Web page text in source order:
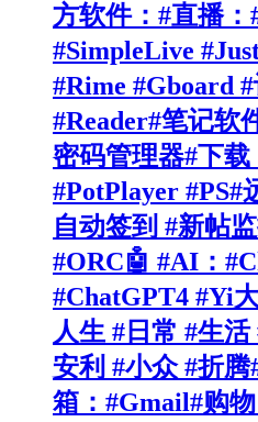
方软件：#直播
#SimpleLive
#Rime #Gboard
#Reader#笔记软
密码管理器#下
#PotPlayer #PS#
自动签到 #新帖
#ORC🤖 #AI：
#ChatGPT4 #Yi
人生 #日常 #生
安利 #小众 #折
箱：#Gmail#购